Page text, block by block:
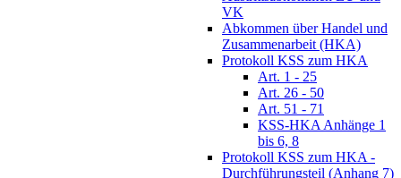
VK
Abkommen über Handel und
Zusammenarbeit (HKA)
Protokoll KSS zum HKA
Art. 1 - 25
Art. 26 - 50
Art. 51 - 71
KSS-HKA Anhänge 1
bis 6, 8
Protokoll KSS zum HKA -
Durchführungsteil (Anhang 7)